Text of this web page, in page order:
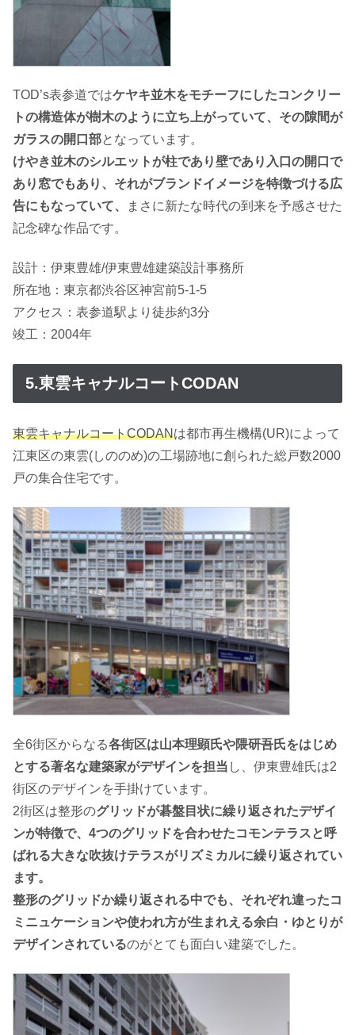
TOD’s表参道ではケヤキ並木をモチーフにしたコンクリー
トの構造体が樹木のように立ち上がっていて、その隙間が
ガラスの開口部となっています。
けやき並木のシルエットが柱であり壁であり入口の開口で
あり窓でもあり、それがブランドイメージを特徴づける広
告にもなっていて、
まさに新たな時代の到来を予感させた
記念碑な作品です。
設計：伊東豊雄/伊東豊雄建築設計事務所
所在地：東京都渋谷区神宮前5-1-5
アクセス：表参道駅より徒歩約3分
竣工：2004年
5.東雲キャナルコートCODAN
東雲キャナルコートCODANは都市再生機構(UR)によって
江東区の東雲(しののめ)の工場跡地に創られた総戸数2000
戸の集合住宅です。
全6街区からなる各街区は山本理顕氏や隈研吾氏をはじめ
とする著名な建築家がデザインを担当 し、伊東豊雄氏は2
街区のデザインを手掛けています。
2街区は整形のグリッドが碁盤目状に繰り返されたデザイ
ンが特徴で、4つのグリッドを合わせたコモンテラスと呼
ばれる大きな吹抜けテラスがリズミカルに繰り返されてい
ます。
整形のグリッドか繰り返される中でも、それぞれ違ったコ
ミニュケーションや使われ方が生まれえる余白・ゆとりが
デザインされているのがとても面白い建築でした。